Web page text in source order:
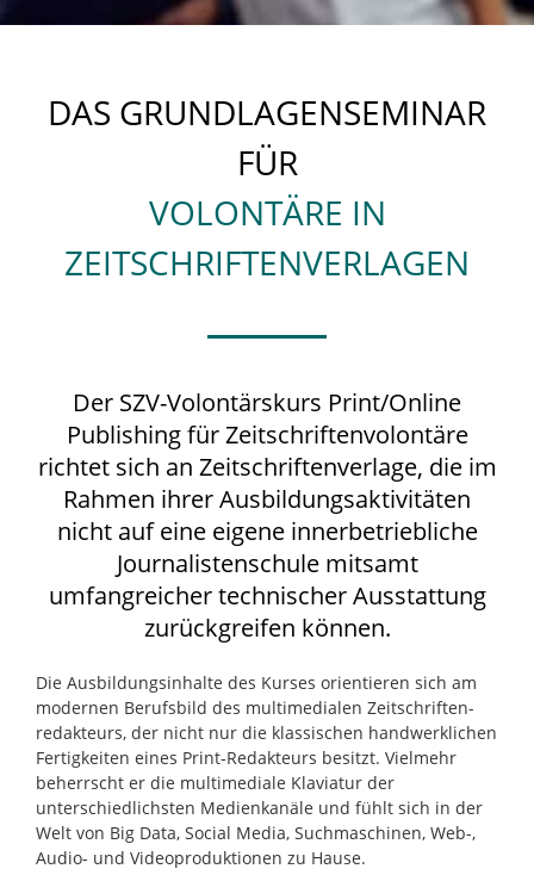
DAS GRUNDLAGENSEMINAR
FÜR
VOLONTÄRE IN
ZEITSCHRIFTENVERLAGEN
Der SZV-Volontärskurs Print/Online
Publishing für Zeitschriftenvolontäre
richtet sich an Zeitschriftenverlage, die im
Rahmen ihrer Ausbildungsaktivitäten
nicht auf eine eigene innerbetriebliche
Journalistenschule mitsamt
umfangreicher technischer Ausstattung
zurückgreifen können.
Die Ausbildungsinhalte des Kurses orientieren sich am
modernen Berufsbild des multimedialen Zeitschriften­
redakteurs, der nicht nur die klassischen handwerklichen
Fertigkeiten eines Print-Redakteurs besitzt. Vielmehr
beherrscht er die multimediale Klaviatur der
unterschiedlichsten Medienkanäle und fühlt sich in der
Welt von Big Data, Social Media, Suchmaschinen, Web-,
Audio- und Videoproduktionen zu Hause.